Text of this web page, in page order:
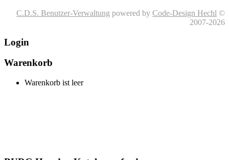
C.D.S. Benutzer-Verwaltung powered by Code-Design Hechl ©
2007-2026
Login
Warenkorb
Warenkorb ist leer